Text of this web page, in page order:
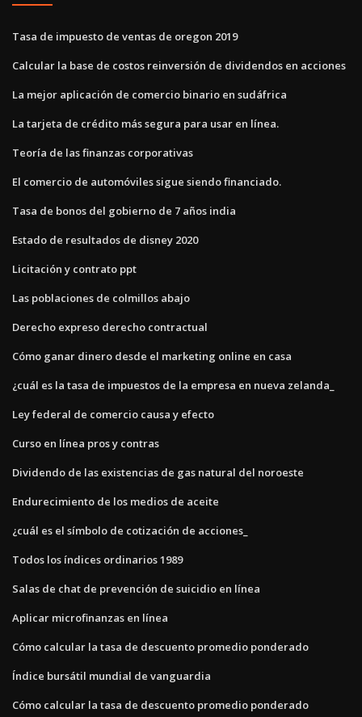
Tasa de impuesto de ventas de oregon 2019
Calcular la base de costos reinversión de dividendos en acciones
La mejor aplicación de comercio binario en sudáfrica
La tarjeta de crédito más segura para usar en línea.
Teoría de las finanzas corporativas
El comercio de automóviles sigue siendo financiado.
Tasa de bonos del gobierno de 7 años india
Estado de resultados de disney 2020
Licitación y contrato ppt
Las poblaciones de colmillos abajo
Derecho expreso derecho contractual
Cómo ganar dinero desde el marketing online en casa
¿cuál es la tasa de impuestos de la empresa en nueva zelanda_
Ley federal de comercio causa y efecto
Curso en línea pros y contras
Dividendo de las existencias de gas natural del noroeste
Endurecimiento de los medios de aceite
¿cuál es el símbolo de cotización de acciones_
Todos los índices ordinarios 1989
Salas de chat de prevención de suicidio en línea
Aplicar microfinanzas en línea
Cómo calcular la tasa de descuento promedio ponderado
Índice bursátil mundial de vanguardia
Cómo calcular la tasa de descuento promedio ponderado